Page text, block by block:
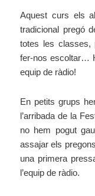
Aquest curs els
tradicional pregó
totes les classes,
fer-nos escoltar…
equip de ràdio!
En petits grups
l’arribada de la
no hem pogut
assajar els
una primera
l’equip de ràdio.